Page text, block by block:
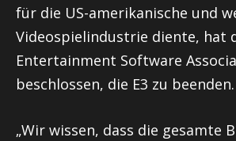
für die US-amerikanische und
Videospielindustrie diente, hat
Entertainment Software
beschlossen, die E3 zu beenden.
„Wir wissen, dass die gesamte